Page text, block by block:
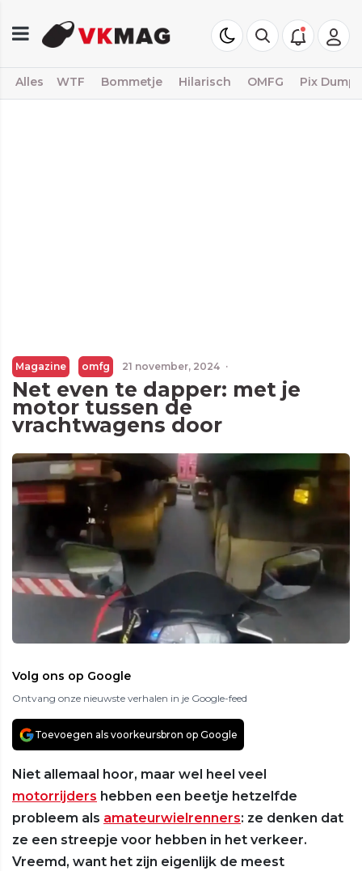
Alles WTF Bommetje Hilarisch OMFG Pix Dump
Magazine omfg 21 november, 2024 ·
Net even te dapper: met je
motor tussen de
vrachtwagens door
Volg ons op Google
Ontvang onze nieuwste verhalen in je Google-feed
Toevoegen als voorkeursbron op Google
Niet allemaal hoor, maar wel heel veel
motorrijders hebben een beetje hetzelfde
probleem als amateurwielrenners: ze denken dat
ze een streepje voor hebben in het verkeer.
Vreemd, want het zijn eigenlijk de meest